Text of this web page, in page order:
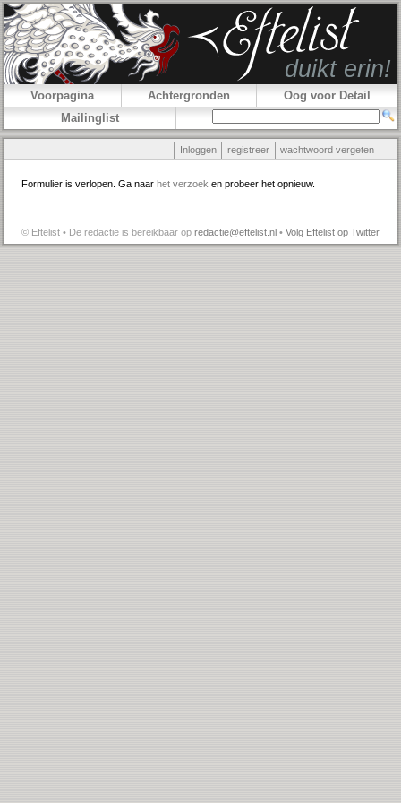
Voorpagina Achtergronden
Oog voor Detail
Mailinglist
Inloggen registreer wachtwoord vergeten
Formulier is verlopen. Ga naar het verzoek en probeer het opnieuw.
© Eftelist • De redactie is bereikbaar op redactie@eftelist.nl • Volg Eftelist op Twitter